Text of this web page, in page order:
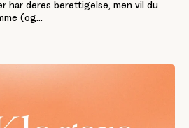
har deres berettigelse, men vil du
(og...